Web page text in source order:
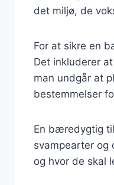
det miljø, de
For at sikre en
Det inkluderer
man undgår at
bestemmelser
En bæredygtig
svampearter og
og hvor de skal